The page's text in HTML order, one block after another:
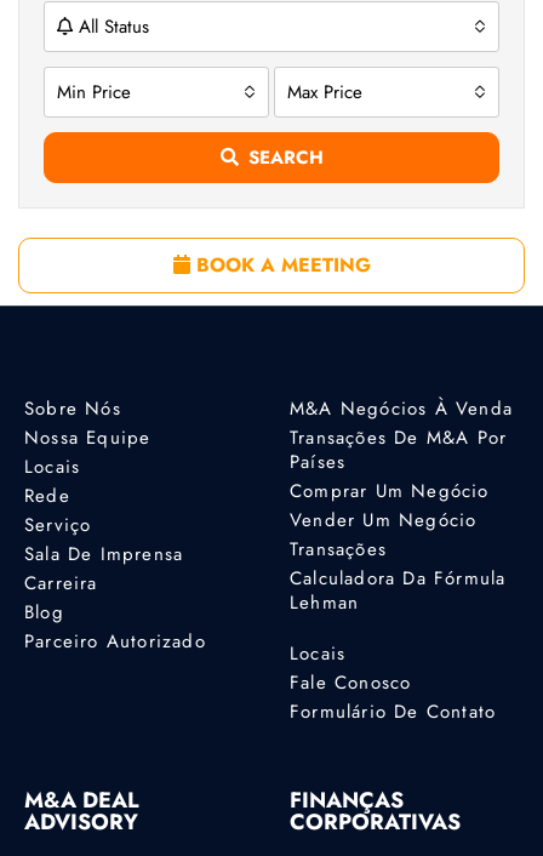
All Status
Min Price Max Price
SEARCH
BOOK A MEETING
Sobre Nós
Nossa Equipe
Locais
Rede
Serviço
Sala De Imprensa
Carreira
Blog
Parceiro Autorizado
M&A Negócios À Venda
Transações De M&A Por
Países
Comprar Um Negócio
Vender Um Negócio
Transações
Calculadora Da Fórmula
Lehman
Locais
Fale Conosco
Formulário De Contato
M&A DEAL
ADVISORY
FINANÇAS
CORPORATIVAS